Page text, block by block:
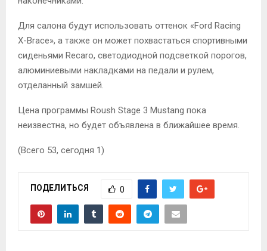
Для салона будут использовать оттенок «Ford Racing
X-Brace», а также он может похвастаться спортивными
сиденьями Recaro, светодиодной подсветкой порогов,
алюминиевыми накладками на педали и рулем,
отделанный замшей.
Цена программы Roush Stage 3 Mustang пока
неизвестна, но будет объявлена в ближайшее время.
(Всего 53, сегодня 1)
ПОДЕЛИТЬСЯ 0